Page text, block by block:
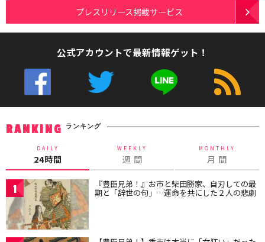
プレスリリース掲載サービス
公式アカウントで最新情報ゲット！
RANKING ランキング
DAILY
24時間
WEEKLY
週 間
MONTHLY
月 間
1 『豊臣兄弟！』お市と柴田勝家、自刃しての最
期と「辞世の句」…運命を共にした２人の悲劇